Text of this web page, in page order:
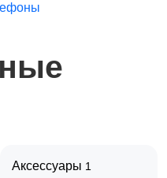
Аксессуары 1